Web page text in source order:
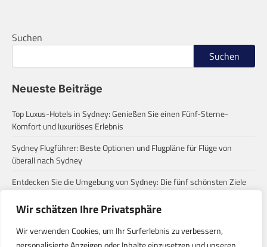
Wir schätzen Ihre Privatsphäre
Wir verwenden Cookies, um Ihr Surferlebnis zu verbessern,
Suchen
Suchen
Neueste Beiträge
Top Luxus-Hotels in Sydney: Genießen Sie einen Fünf-Sterne-
Komfort und luxuriöses Erlebnis
Sydney Flugführer: Beste Optionen und Flugpläne für Flüge von
überall nach Sydney
Entdecken Sie die Umgebung von Sydney: Die fünf schönsten Ziele
für einen Tagesausflug
Zum ersten Mal in Sydney? Diese häufigen Missverständnisse
solltest du wissen!